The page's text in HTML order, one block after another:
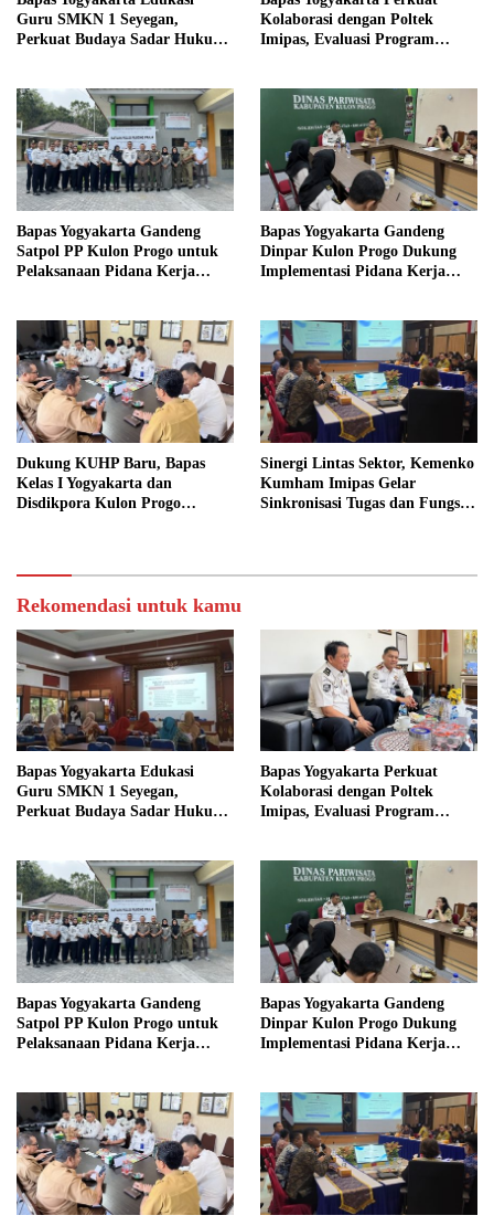
Guru SMKN 1 Seyegan,
Perkuat Budaya Sadar Hukum
Kolaborasi dengan Poltek
Imipas, Evaluasi Program
Bapas Yogyakarta Gandeng
Satpol PP Kulon Progo untuk
Pelaksanaan Pidana Kerja
Bapas Yogyakarta Gandeng
Dinpar Kulon Progo Dukung
Implementasi Pidana Kerja
Dukung KUHP Baru, Bapas
Kelas I Yogyakarta dan
Disdikpora Kulon Progo
Sinergi Lintas Sektor, Kemenko
Kumham Imipas Gelar
Sinkronisasi Tugas dan Fungsi
Rekomendasi untuk kamu
Bapas Yogyakarta Edukasi
Guru SMKN 1 Seyegan,
Perkuat Budaya Sadar Hukum
Bapas Yogyakarta Perkuat
Kolaborasi dengan Poltek
Imipas, Evaluasi Program
Bapas Yogyakarta Gandeng
Satpol PP Kulon Progo untuk
Pelaksanaan Pidana Kerja
Bapas Yogyakarta Gandeng
Dinpar Kulon Progo Dukung
Implementasi Pidana Kerja